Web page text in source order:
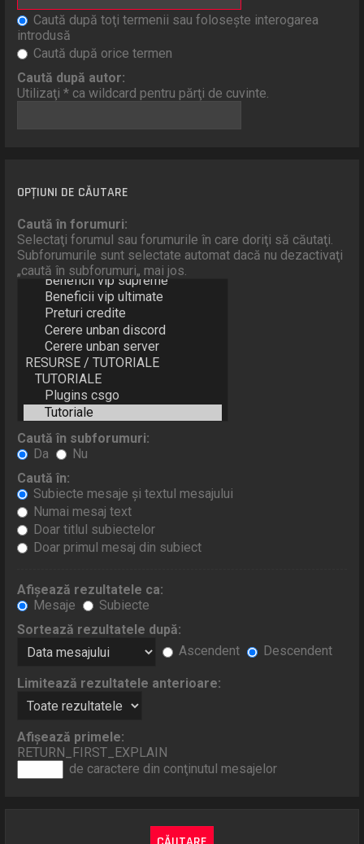
Caută după toţi termenii sau foloseşte interogarea
introdusă
Caută după orice termen
Caută după autor:
Utilizaţi * ca wildcard pentru părţi de cuvinte.
OPŢIUNI DE CĂUTARE
Caută în forumuri:
Selectaţi forumul sau forumurile în care doriţi să căutaţi.
Subforumurile sunt selectate automat dacă nu dezactivaţi
„caută în subforumuri„ mai jos.
Caută în subforumuri:
Da
Nu
Caută în:
Subiecte mesaje şi textul mesajului
Numai mesaj text
Doar titlul subiectelor
Doar primul mesaj din subiect
Afişează rezultatele ca:
Mesaje
Subiecte
Sortează rezultatele după:
Ascendent
Descendent
Limitează rezultatele anterioare:
Afişează primele:
RETURN_FIRST_EXPLAIN
de caractere din conţinutul mesajelor